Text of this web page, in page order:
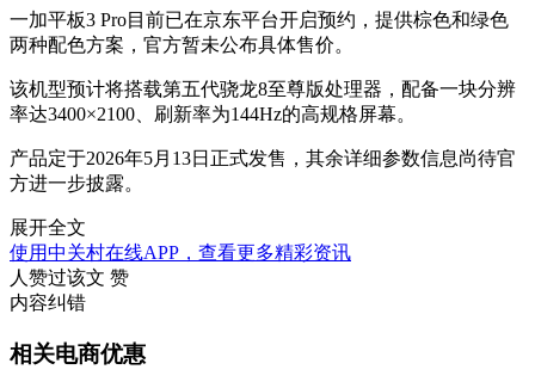
一加平板3 Pro目前已在京东平台开启预约，提供棕色和绿色
两种配色方案，官方暂未公布具体售价。
该机型预计将搭载第五代骁龙8至尊版处理器，配备一块分辨
率达3400×2100、刷新率为144Hz的高规格屏幕。
产品定于2026年5月13日正式发售，其余详细参数信息尚待官
方进一步披露。
展开全文
使用中关村在线APP，查看更多精彩资讯
人赞过该文 赞
内容纠错
相关电商优惠